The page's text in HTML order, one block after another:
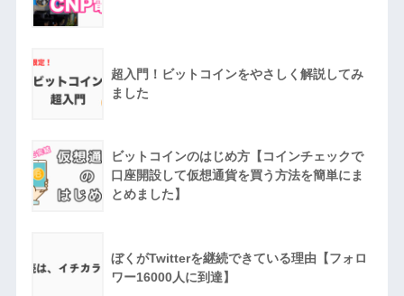
超入門！ビットコインをやさしく解説してみ
ました
ビットコインのはじめ方【コインチェックで
口座開設して仮想通貨を買う方法を簡単にま
とめました】
ぼくがTwitterを継続できている理由【フォロ
ワー16000人に到達】